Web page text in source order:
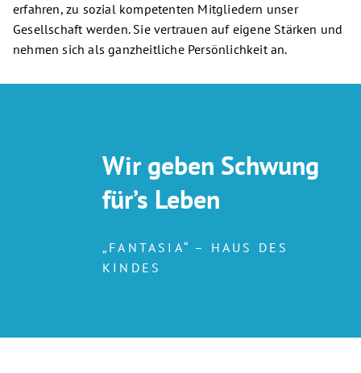
erfahren, zu sozial kompetenten Mitgliedern unser
Gesellschaft werden. Sie vertrauen auf eigene Stärken und
nehmen sich als ganzheitliche Persönlichkeit an.
Wir geben Schwung
für’s Leben
„FANTASIA“ – HAUS DES
KINDES